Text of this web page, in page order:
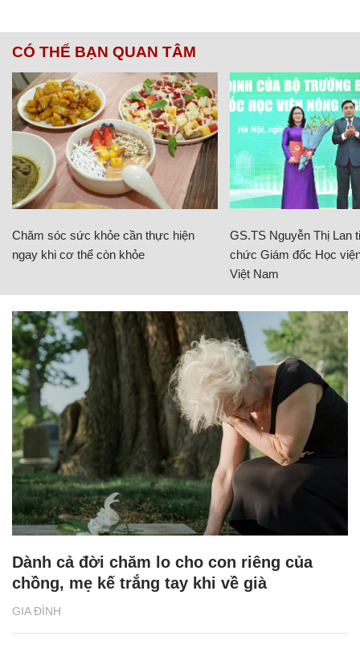
CÓ THỂ BẠN QUAN TÂM
Chăm sóc sức khỏe cần thực hiện
ngay khi cơ thể còn khỏe
GS.TS Nguyễn Thị Lan
chức Giám đốc Học
Việt Nam
GIA ĐÌNH
Dành cả đời chăm lo cho con riêng của
chồng, mẹ kế trắng tay khi về già